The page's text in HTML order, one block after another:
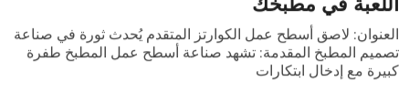
اللعبة في مطبخك
العنوان: لاصق أسطح عمل الكوارتز المتقدم يُحدث ثورة في صناعة
تصميم المطبخ المقدمة: تشهد صناعة أسطح عمل المطبخ طفرة
كبيرة مع إدخال ابتكارات